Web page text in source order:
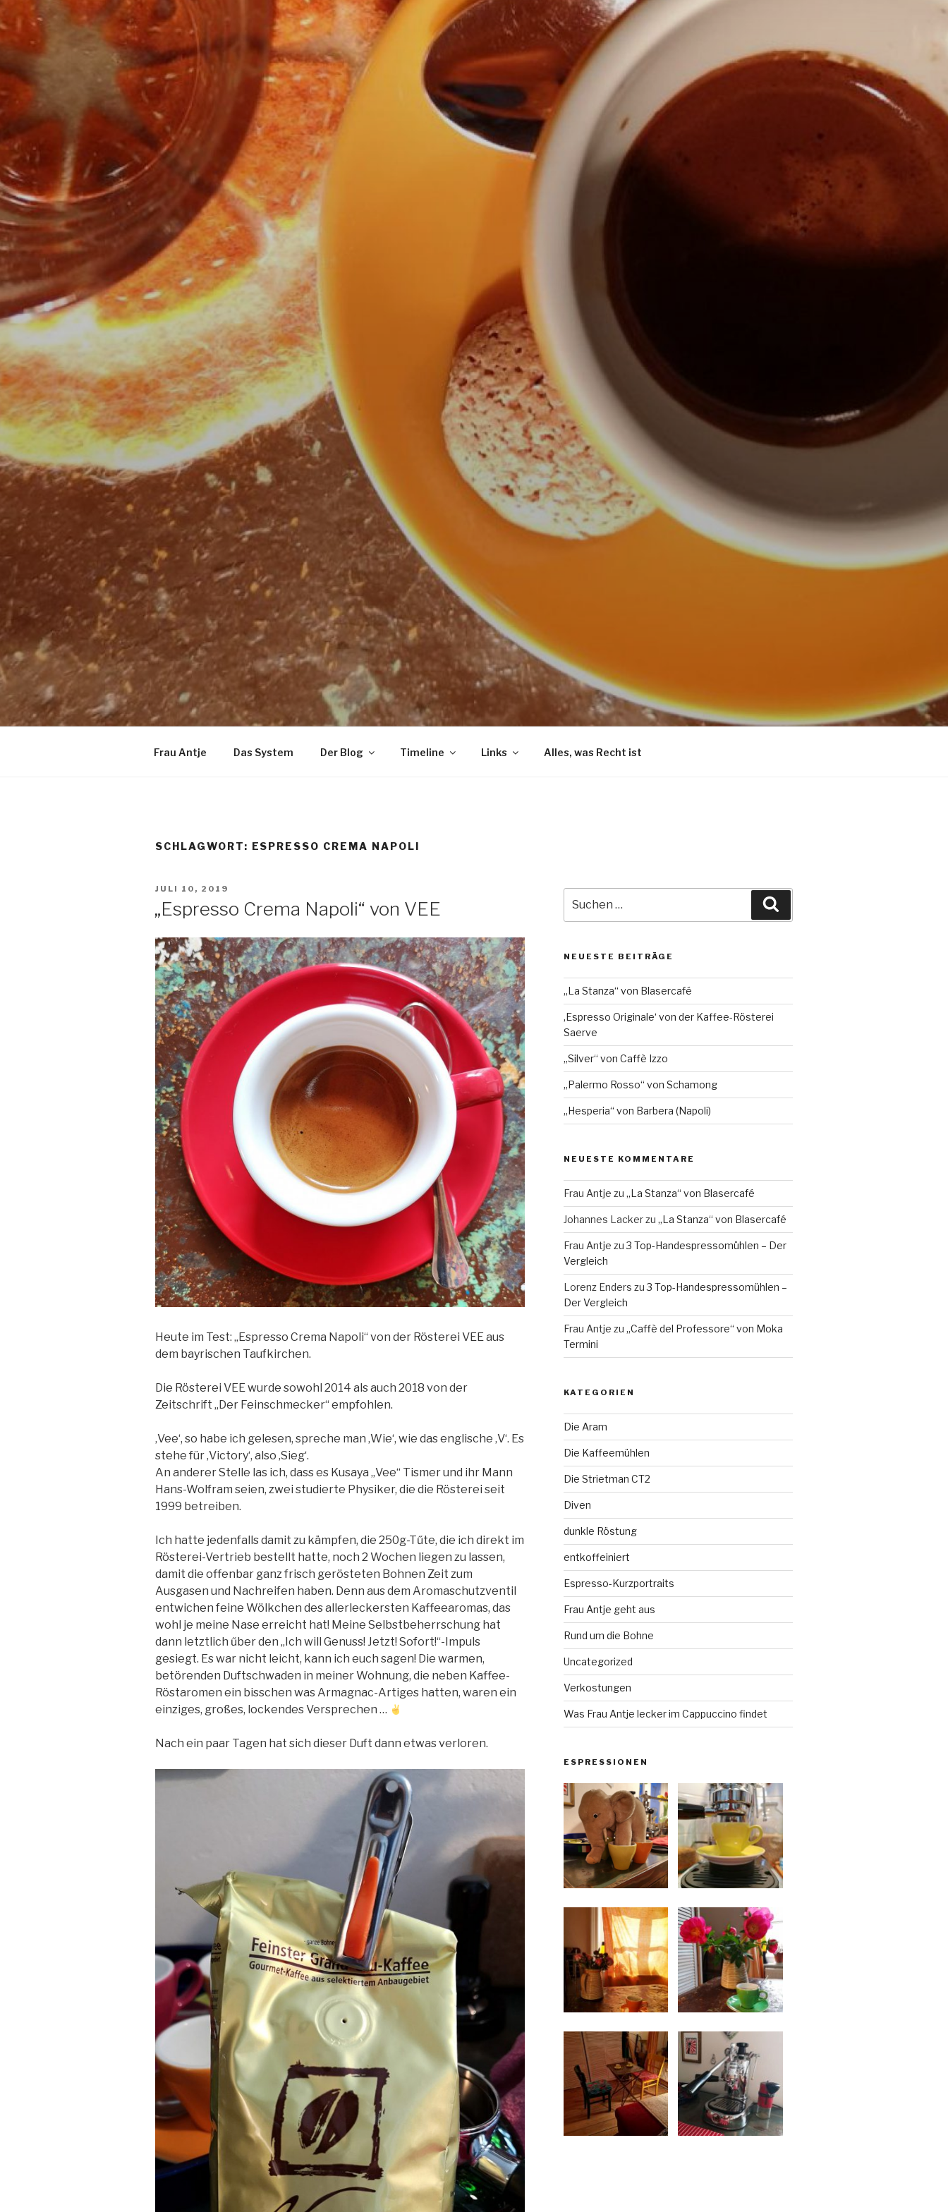
Frau Antje Das System Der Blog Timeline Links Alles, was Recht ist
SCHLAGWORT: ESPRESSO CREMA NAPOLI
VERÖFFENTLICHT
JULI 10, 2019
„Espresso Crema Napoli“ von VEE
Heute im Test: „Espresso Crema Napoli“ von der Rösterei VEE aus
dem bayrischen Taufkirchen.
Die Rösterei VEE wurde sowohl 2014 als auch 2018 von der
Zeitschrift „Der Feinschmecker“ empfohlen.
‚Vee‘, so habe ich gelesen, spreche man ‚Wie‘, wie das englische ‚V‘. Es
stehe für ‚Victory‘, also ‚Sieg‘.
An anderer Stelle las ich, dass es Kusaya „Vee“ Tismer und ihr Mann
Hans-Wolfram seien, zwei studierte Physiker, die die Rösterei seit
1999 betreiben.
Ich hatte jedenfalls damit zu kämpfen, die 250g-Tűte, die ich direkt im
Rösterei-Vertrieb bestellt hatte, noch 2 Wochen liegen zu lassen,
damit die offenbar ganz frisch gerösteten Bohnen Zeit zum
Ausgasen und Nachreifen haben. Denn aus dem Aromaschutzventil
entwichen feine Wölkchen des allerleckersten Kaffeearomas, das
wohl je meine Nase erreicht hat! Meine Selbstbeherrschung hat
dann letztlich űber den „Ich will Genuss! Jetzt! Sofort!“-Impuls
gesiegt. Es war nicht leicht, kann ich euch sagen! Die warmen,
betörenden Duftschwaden in meiner Wohnung, die neben Kaffee-
Röstaromen ein bisschen was Armagnac-Artiges hatten, waren ein
einziges, großes, lockendes Versprechen …
Nach ein paar Tagen hat sich dieser Duft dann etwas verloren.
nach:
NEUESTE BEITRÄGE
„La Stanza“ von Blasercafé
‚Espresso Originale‘ von der Kaffee-Rösterei
Saerve
„Silver“ von Caffè Izzo
„Palermo Rosso“ von Schamong
„Hesperia“ von Barbera (Napoli)
NEUESTE KOMMENTARE
Frau Antje zu „La Stanza“ von Blasercafé
Johannes Lackerzu „La Stanza“ von Blasercafé
Frau Antje zu3 Top-Handespressomühlen – Der
Vergleich
Lorenz Enders zu3 Top-Handespressomühlen –
Der Vergleich
Frau Antje zu „Caffè del Professore“ von Moka
Termini
KATEGORIEN
Die Aram
Die Kaffeemühlen
Die Strietman CT2
Diven
dunkle Röstung
entkoffeiniert
Espresso-Kurzportraits
Frau Antje geht aus
Rund um die Bohne
Uncategorized
Verkostungen
Was Frau Antje lecker im Cappuccino findet
ESPRESSIONEN